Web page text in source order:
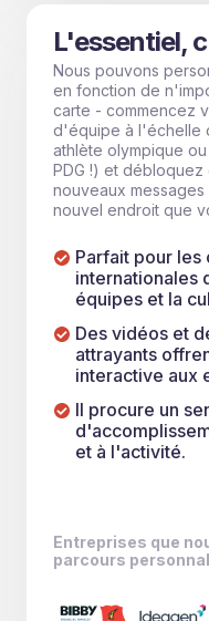
L'essentiel,
Nous pouvons
en fonction de
carte - commencez
d'équipe à l'échelle
athlète olympique
PDG !) et
nouveaux
nouvel endroit que
Parfait pour les
internationales
équipes et la
Des vidéos et
attrayants
interactive aux
Il procure un
et à l'activité.
Entreprises que
parcours